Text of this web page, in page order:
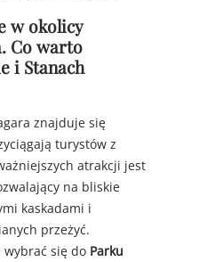
w okolicy
Co warto
i Stanach
znajduje się
turystów z
atrakcji jest
na bliskie
kaskadami i
przeżyć.
wybrać się do Parku